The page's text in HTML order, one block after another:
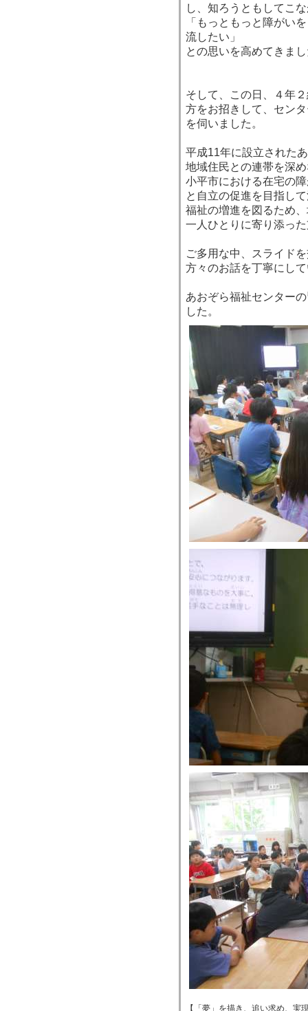
し、知ろうともしてこ
「もっともっと障がい
流したい」
との思いを高めてきま
そして、この日、４年
方をお招きして、セン
を伺いました。
平成11年に設立された
地域住民との連帯を深
小平市における在宅の
と自立の促進を目指し
福祉の増進を図るため
一人ひとりに寄り添っ
ご多用な中、スライド
方々のお話を丁寧にし
あおぞら福祉センター
した。
【「夢」を描き、追い求め、